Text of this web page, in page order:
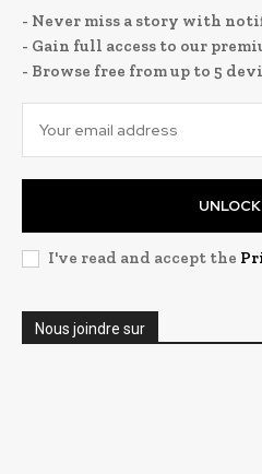
- Never miss a story with
- Gain full access to our
- Browse free from up to 5
I've read and accept the
Nous joindre sur